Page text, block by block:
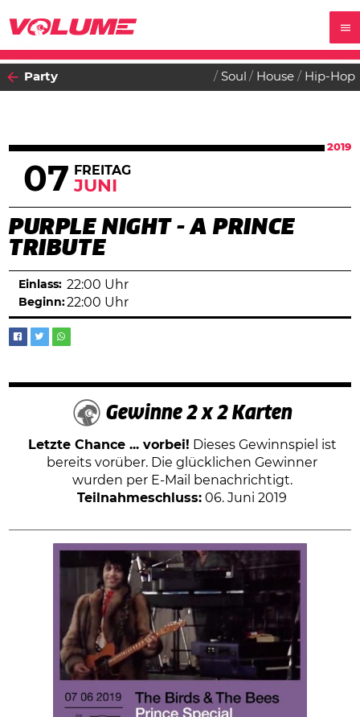
Party Soul House Hip-Hop
2019
07 FREITAG
JUNI
PURPLE NIGHT - A PRINCE
TRIBUTE
Einlass: 22:00 Uhr
Beginn:22:00 Uhr
Gewinne 2 x 2 Karten
Letzte Chance ... vorbei! Dieses Gewinnspiel ist
bereits vorüber. Die glücklichen Gewinner
wurden per E-Mail benachrichtigt.
Teilnahmeschluss: 06. Juni 2019